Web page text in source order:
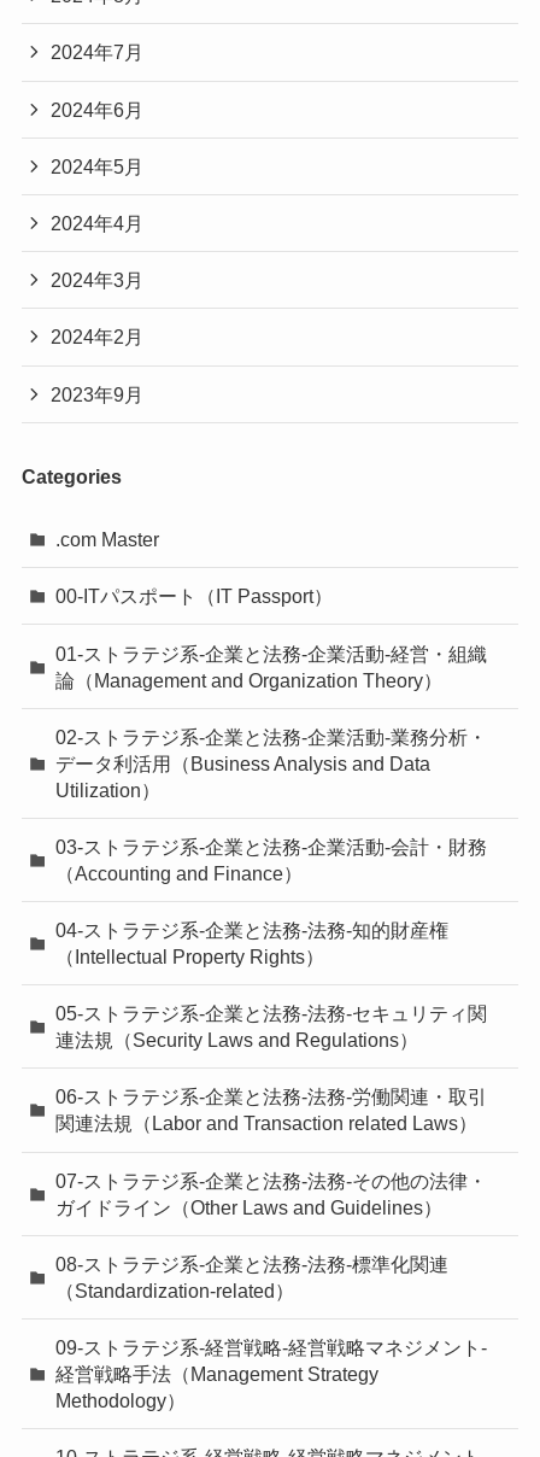
2024年7月
2024年6月
2024年5月
2024年4月
2024年3月
2024年2月
2023年9月
Categories
.com Master
00-ITパスポート（IT Passport）
01-ストラテジ系-企業と法務-企業活動-経営・組織
論（Management and Organization Theory）
02-ストラテジ系-企業と法務-企業活動-業務分析・
データ利活用（Business Analysis and Data
Utilization）
03-ストラテジ系-企業と法務-企業活動-会計・財務
（Accounting and Finance）
04-ストラテジ系-企業と法務-法務-知的財産権
（Intellectual Property Rights）
05-ストラテジ系-企業と法務-法務-セキュリティ関
連法規（Security Laws and Regulations）
06-ストラテジ系-企業と法務-法務-労働関連・取引
関連法規（Labor and Transaction related Laws）
07-ストラテジ系-企業と法務-法務-その他の法律・
ガイドライン（Other Laws and Guidelines）
08-ストラテジ系-企業と法務-法務-標準化関連
（Standardization-related）
09-ストラテジ系-経営戦略-経営戦略マネジメント-
経営戦略手法（Management Strategy
Methodology）